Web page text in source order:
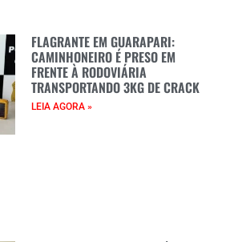
FLAGRANTE EM GUARAPARI:
CAMINHONEIRO É PRESO EM
FRENTE À RODOVIÁRIA
TRANSPORTANDO 3KG DE CRACK
LEIA AGORA »